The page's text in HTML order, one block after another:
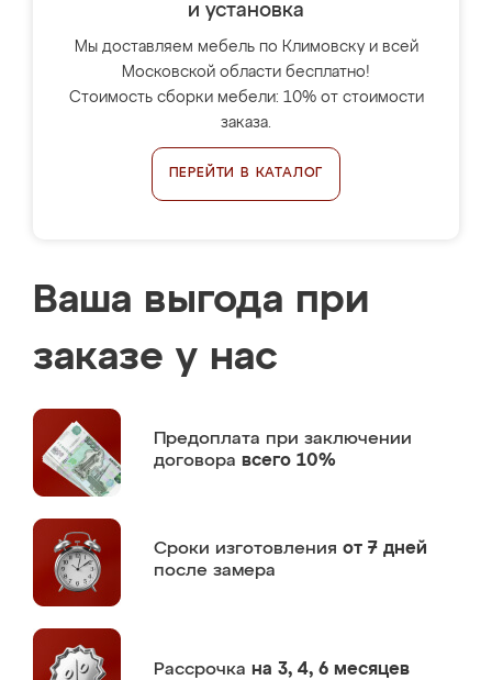
и установка
Мы доставляем мебель по Климовску и всей
Московской области бесплатно!
Стоимость сборки мебели: 10% от стоимости
заказа.
ПЕРЕЙТИ В КАТАЛОГ
Ваша выгода при
заказе у нас
Предоплата при заключении
договора всего 10%
Сроки изготовления от 7 дней
после замера
Рассрочка на 3, 4, 6 месяцев